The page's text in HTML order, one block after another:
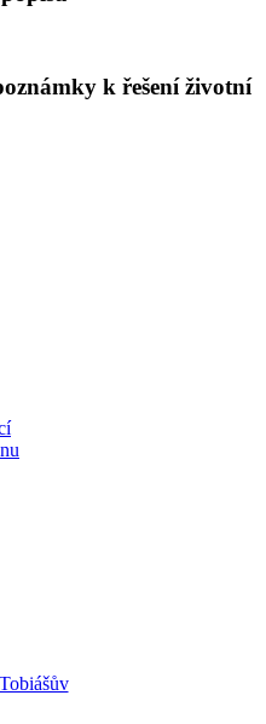
k řešení životní